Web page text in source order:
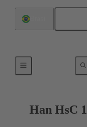
Han HsC